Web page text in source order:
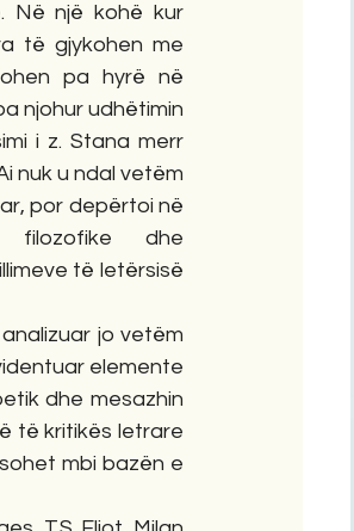
Në një kohë kur
të gjykohen me
pa hyrë në
njohur udhëtimin
i z. Stana merr
nuk u ndal vetëm
por depërtoi në
filozofike dhe
të letërsisë
jo vetëm
elemente
dhe mesazhin
të kritikës letrare
mbi bazën e